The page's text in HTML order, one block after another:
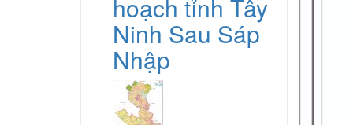
hoạch tỉnh Tây
Ninh Sau Sáp
Nhập